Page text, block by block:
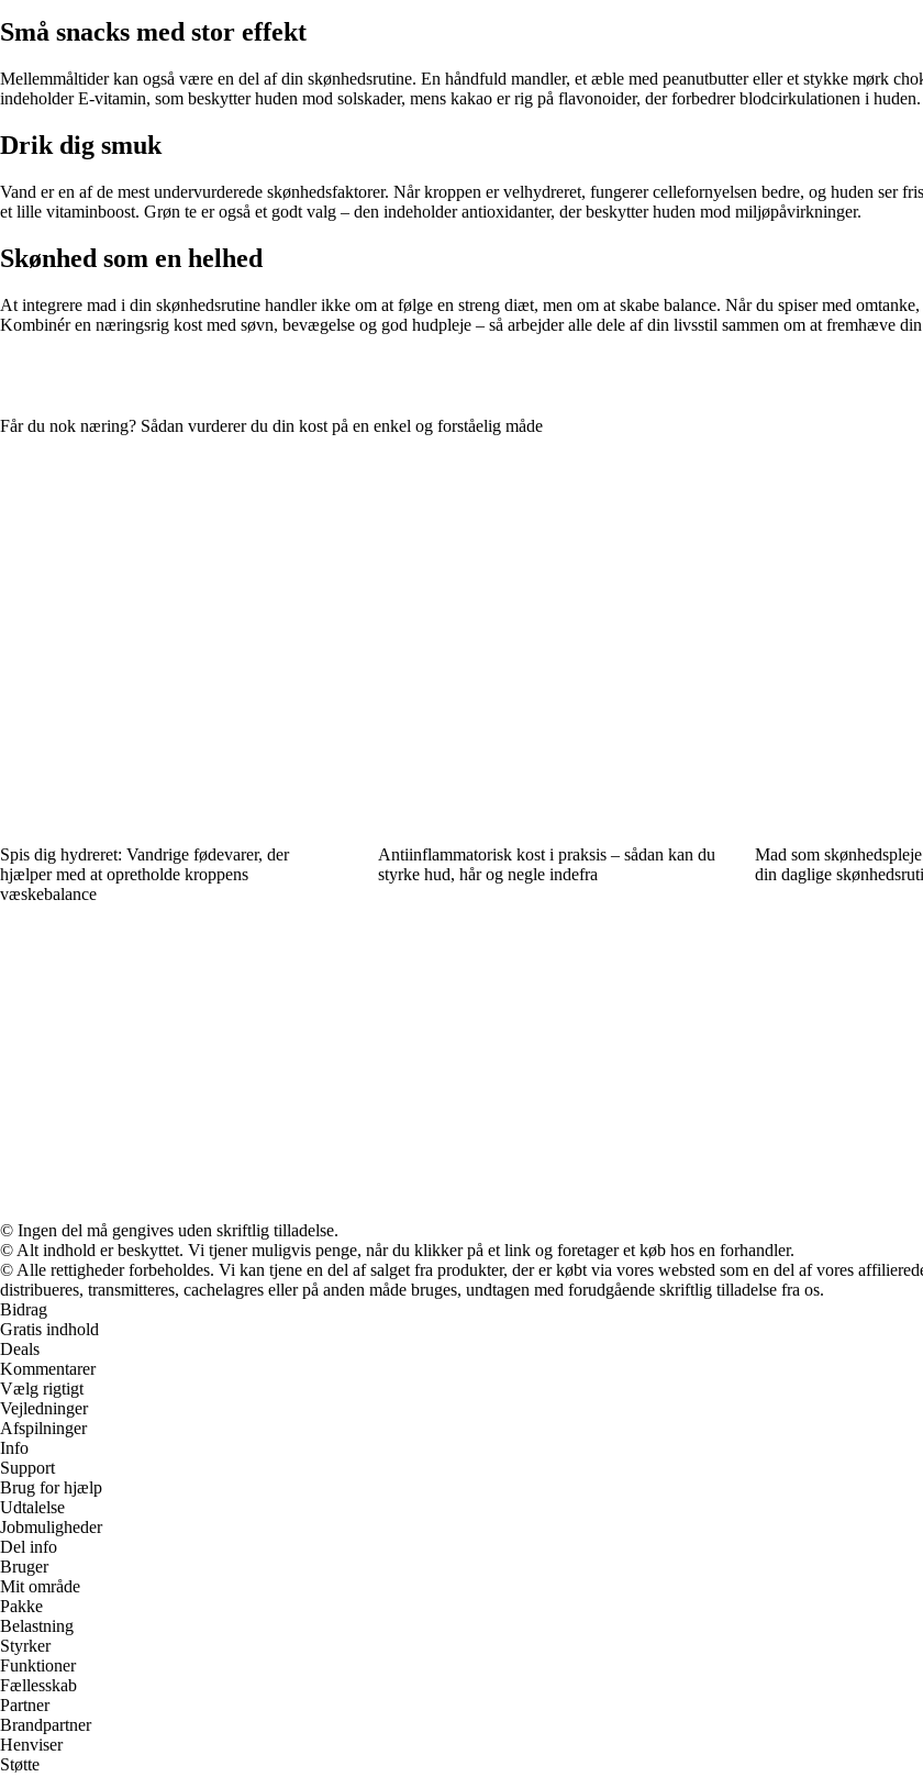
Små snacks med stor effekt
Mellemmåltider kan også være en del af din skønhedsrutine. En håndfuld mandler, et æble med peanutbutter eller et stykke mørk
indeholder E-vitamin, som beskytter huden mod solskader, mens kakao er rig på flavonoider, der forbedrer blodcirkulationen i huden.
Drik dig smuk
Vand er en af de mest undervurderede skønhedsfaktorer. Når kroppen er velhydreret, fungerer cellefornyelsen bedre, og huden ser
et lille vitaminboost. Grøn te er også et godt valg – den indeholder antioxidanter, der beskytter huden mod miljøpåvirkninger.
Skønhed som en helhed
At integrere mad i din skønhedsrutine handler ikke om at følge en streng diæt, men om at skabe balance. Når du spiser med
Kombinér en næringsrig kost med søvn, bevægelse og god hudpleje – så arbejder alle dele af din livsstil sammen om at fremhæve
Får du nok næring? Sådan vurderer du din kost på en enkel og forståelig måde
Spis dig hydreret: Vandrige fødevarer, der
hjælper med at opretholde kroppens
væskebalance
Antiinflammatorisk kost i praksis – sådan kan du
styrke hud, hår og negle indefra
Mad som
din daglige
© Ingen del må gengives uden skriftlig tilladelse.
© Alt indhold er beskyttet. Vi tjener muligvis penge, når du klikker på et link og foretager et køb hos en forhandler.
© Alle rettigheder forbeholdes. Vi kan tjene en del af salget fra produkter, der er købt via vores websted som en del af vores
distribueres, transmitteres, cachelagres eller på anden måde bruges, undtagen med forudgående skriftlig tilladelse fra os.
Bidrag
Gratis indhold
Deals
Kommentarer
Vælg rigtigt
Vejledninger
Afspilninger
Info
Support
Brug for hjælp
Udtalelse
Jobmuligheder
Del info
Bruger
Mit område
Pakke
Belastning
Styrker
Funktioner
Fællesskab
Partner
Brandpartner
Henviser
Støtte